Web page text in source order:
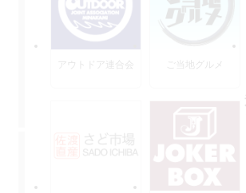
アウトドア連合会 ご当地グルメ